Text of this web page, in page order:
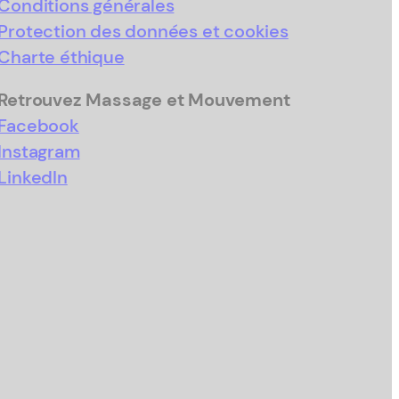
générales
des données et cookies
éthique
Massage et Mouvement